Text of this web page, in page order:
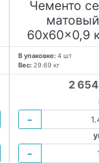
Чементо
60x60x0,9
В упаковке: 4 шт
Вес: 29.69 кг
2
−
−